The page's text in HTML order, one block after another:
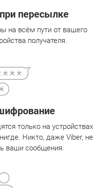
пересылке
на всём пути от вашего
получателя.
только на устройствах
Никто, даже Viber, не
ваши сообщения.